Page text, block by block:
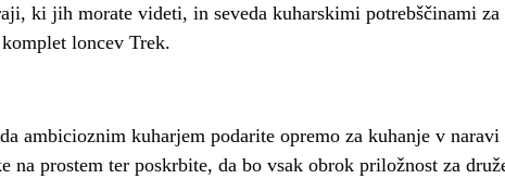
ki jih morate videti, in seveda kuharskimi potrebščinami
loncev Trek.
ambicioznim kuharjem podarite opremo za kuhanje v
prostem ter poskrbite, da bo vsak obrok priložnost za